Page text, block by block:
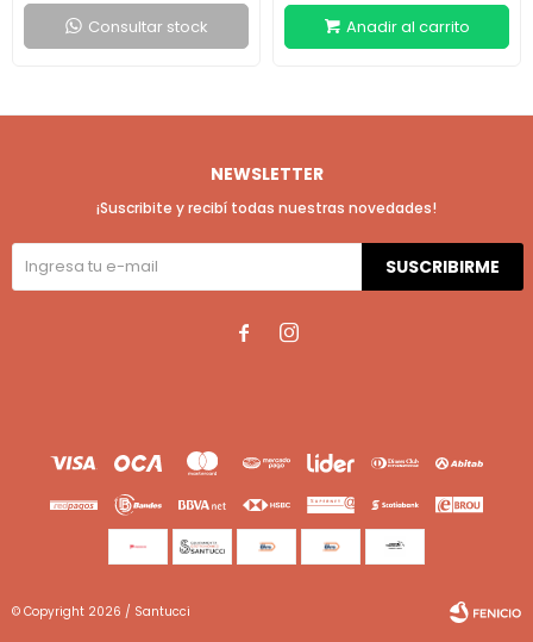
Consultar stock
NEWSLETTER
¡Suscribite y recibí todas nuestras novedades!
SUSCRIBIRME
 
© Copyright 2026 / Santucci